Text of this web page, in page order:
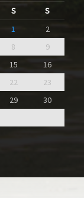
S
S
1
2
8
9
15
16
22
23
29
30